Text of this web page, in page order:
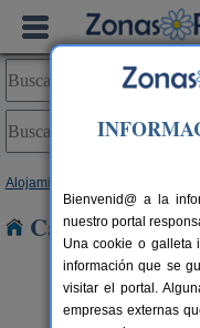
Alojamientos
Casas Rurales
Bienvenid@ a la
nuestro portal
Una cookie o galleta
información que se
visitar el portal.
empresas externas